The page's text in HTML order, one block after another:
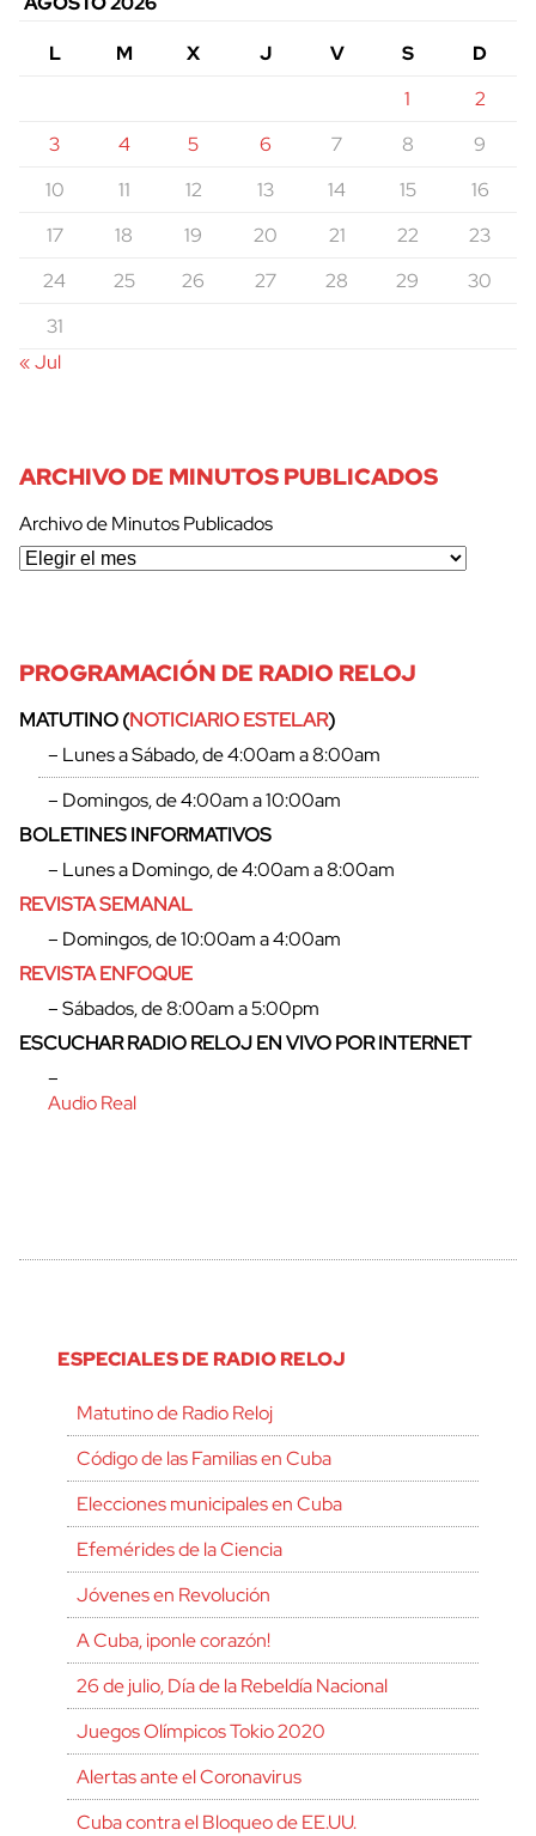
L
M X J V S
D
1
2
3
4 5 6 7 8
9
10
11 12 13 14 15
16
17
18 19 20 21 22
23
24
25 26 27 28 29
30
31
« Jul
ARCHIVO DE MINUTOS PUBLICADOS
Archivo de Minutos Publicados
PROGRAMACIÓN DE RADIO RELOJ
MATUTINO (NOTICIARIO ESTELAR)
– Lunes a Sábado, de 4:00am a 8:00am
– Domingos, de 4:00am a 10:00am
BOLETINES INFORMATIVOS
– Lunes a Domingo, de 4:00am a 8:00am
REVISTA SEMANAL
– Domingos, de 10:00am a 4:00am
REVISTA ENFOQUE
– Sábados, de 8:00am a 5:00pm
ESCUCHAR RADIO RELOJ EN VIVO POR INTERNET
–
Audio Real
ESPECIALES DE RADIO RELOJ
Matutino de Radio Reloj
Código de las Familias en Cuba
Elecciones municipales en Cuba
Efemérides de la Ciencia
Jóvenes en Revolución
A Cuba, ¡ponle corazón!
26 de julio, Día de la Rebeldía Nacional
Juegos Olímpicos Tokio 2020
Alertas ante el Coronavirus
Cuba contra el Bloqueo de EE.UU.